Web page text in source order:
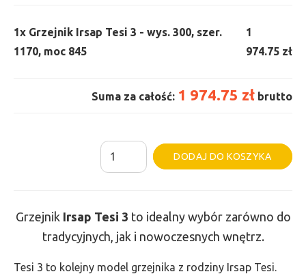
1x Grzejnik Irsap Tesi 3 - wys. 300, szer.
1170, moc 845
1
974.75 zł
Suma za całość: 1 974.75 zł brutto
ilość
Grzejnik
-
wys.
DODAJ DO KOSZYKA
Grzejnik Irsap Tesi 3 to idealny wybór zarówno do
tradycyjnych, jak i nowoczesnych wnętrz.
Tesi 3 to kolejny model grzejnika z rodziny Irsap Tesi.